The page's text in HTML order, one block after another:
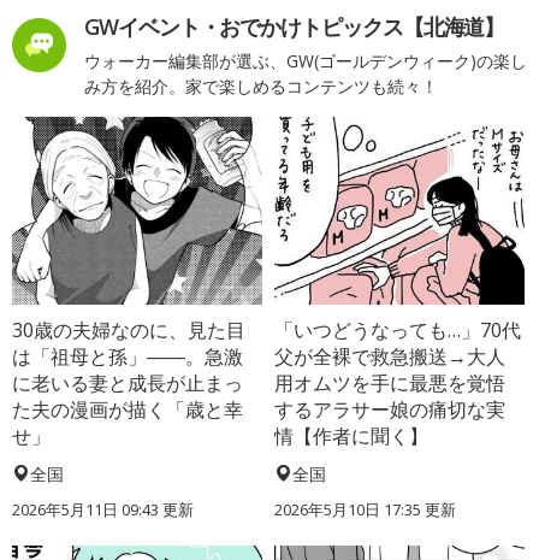
GWイベント・おでかけトピックス【北海道】
ウォーカー編集部が選ぶ、GW(ゴールデンウィーク)の楽し
み方を紹介。家で楽しめるコンテンツも続々！
30歳の夫婦なのに、見た目
は「祖母と孫」――。急激
に老いる妻と成長が止まっ
た夫の漫画が描く「歳と幸
せ」
全国
2026年5月11日 09:43 更新
「いつどうなっても…」70代
父が全裸で救急搬送→大人
用オムツを手に最悪を覚悟
するアラサー娘の痛切な実
情【作者に聞く】
全国
2026年5月10日 17:35 更新